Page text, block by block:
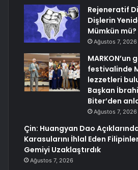
Rejeneratif
Dişlerin
Mümkün mü?
Ağustos 7, 2026
festivalinde
lezzetleri
Başkan
Biter’den
Ağustos 7, 2026
Çin: Huangyan Dao
Karasularını İhlal Eden
Gemiyi Uzaklaştırdık
Ağustos 7, 2026